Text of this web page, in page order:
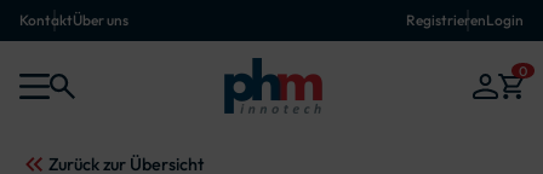
KontaktÜber uns RegistrierenLogin
0
Zurück zur Übersicht